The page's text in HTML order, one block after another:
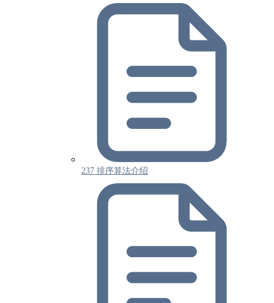
237 排序算法介绍